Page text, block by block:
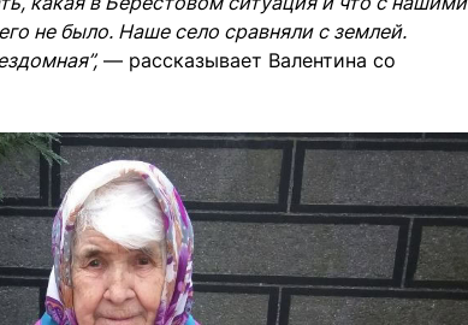
не было. Наше село сравняли с землей.
— рассказывает Валентина со